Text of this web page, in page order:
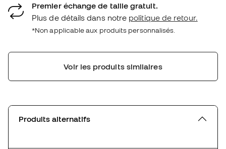
Premier échange de taille gratuit.
Plus de détails dans notre politique de retour.
*Non applicable aux produits personnalisés.
Voir les produits similaires
Produits alternatifs